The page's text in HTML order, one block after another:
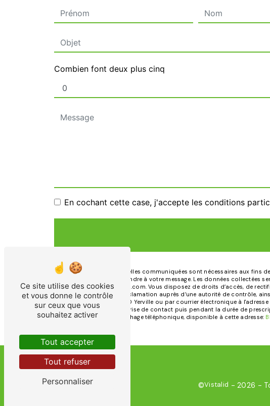
Combien font deux plus cinq
En cochant cette case, j'accepte les conditions
** Les données personnelles communiquées sont nécessaires aux fins
dans le seul but de répondre à votre message. Les données collectées
doloresfosse.pfd@gmail.com. Vous disposez de droits d’accès, de
droit d’introduire une réclamation auprès d’une autorité de contrôle,
Rue Jules Guéville, 76760 Yerville ou par courrier électronique à
pendant la période de prise de contact puis pendant la durée de
d'opposition au démarchage téléphonique, disponible à cette adresse:
©Vistalid - 2026 -
Ce site utilise des cookies
et vous donne le contrôle
sur ceux que vous
souhaitez activer
Tout accepter
Tout refuser
Personnaliser